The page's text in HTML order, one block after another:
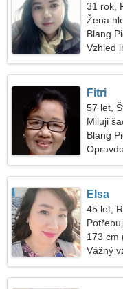
31 rok,
Žena
Blang
Vzhled
Fitri
57 let,
Miluji
Blang
Elsa
45 let,
173 cm
Vážný